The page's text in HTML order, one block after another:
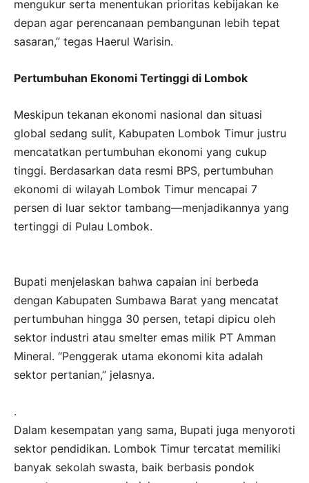
mengukur serta menentukan prioritas kebijakan ke
depan agar perencanaan pembangunan lebih tepat
sasaran,” tegas Haerul Warisin.
Pertumbuhan Ekonomi Tertinggi di Lombok
Meskipun tekanan ekonomi nasional dan situasi
global sedang sulit, Kabupaten Lombok Timur justru
mencatatkan pertumbuhan ekonomi yang cukup
tinggi. Berdasarkan data resmi BPS, pertumbuhan
ekonomi di wilayah Lombok Timur mencapai 7
persen di luar sektor tambang—menjadikannya yang
tertinggi di Pulau Lombok.
Bupati menjelaskan bahwa capaian ini berbeda
dengan Kabupaten Sumbawa Barat yang mencatat
pertumbuhan hingga 30 persen, tetapi dipicu oleh
sektor industri atau smelter emas milik PT Amman
Mineral. “Penggerak utama ekonomi kita adalah
sektor pertanian,” jelasnya.
.
Dalam kesempatan yang sama, Bupati juga menyoroti
sektor pendidikan. Lombok Timur tercatat memiliki
banyak sekolah swasta, baik berbasis pondok